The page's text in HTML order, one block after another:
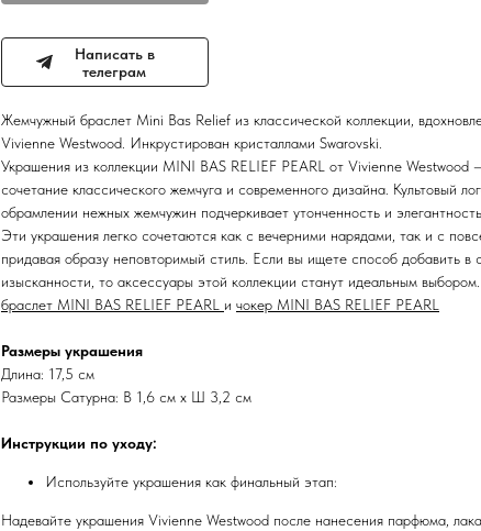
Написать в
телеграм
Жемчужный браслет Mini Bas Relief из классической коллекции,
Vivienne Westwood. Инкрустирован кристаллами Swarovski.
Украшения из коллекции MINI BAS RELIEF PEARL от Vivienne Westwood
сочетание классического жемчуга и современного дизайна. Культовый
обрамлении нежных жемчужин подчеркивает утонченность и
Эти украшения легко сочетаются как с вечерними нарядами, так и с
придавая образу неповторимый стиль. Если вы ищете способ добавить в
изысканности, то аксессуары этой коллекции станут идеальным
браслет MINI BAS RELIEF PEARL и чокер MINI BAS RELIEF PEARL
Размеры украшения
Длина: 17,5 см
Размеры Сатурна: В 1,6 см x Ш 3,2 см
Инструкции по уходу:
Используйте украшения как финальный этап:
Надевайте украшения Vivienne Westwood после нанесения парфюма,